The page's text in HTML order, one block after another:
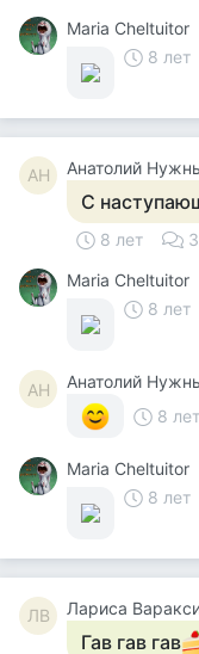
Maria Cheltuitor
8 лет
АН Анатолий
С
8 лет 3
Maria Cheltuitor
8 лет
АН
Анатолий
8 лет
Maria Cheltuitor
8 лет
ЛВ Лариса
Гав гав гав